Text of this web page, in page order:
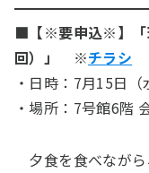
■【※要申込※】「
回）」 ※チラシ
・日時：7月15日
・場所：7号館6階
夕食を食べなが